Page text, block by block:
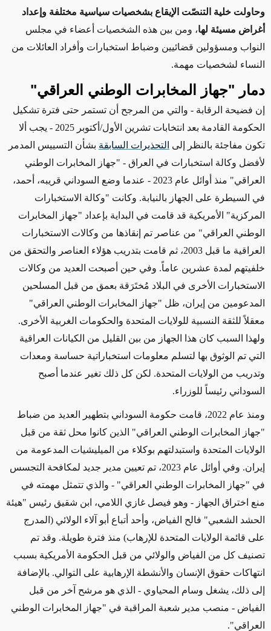
وحاولت خلية التنصّت الإيقاع بشخصيات سياسية مختلفة وإعداد
أغراض مسيئة لها، ومن بين هذه الشخصيات أعضاء في مجلس
النواب ومسؤولين قضائيين وضباط استخبارات وأفراد العائلات من
النساء لشخصيات مهمة.
دمار "جهاز المخابرات الوطني العراقي"
إن فضيحة الرقابة - والتي من المرجح أن تستمر حتى فترة تشكيل
الحكومة القادمة بعد انتخابات تشرين الأول/أكتوبر 2025 - يجب ألا
تكون مفاجئة بالنظر إلى التحذيرات السابقة بشأن التسييس المدمر
لأفضل وكالة استخبارات في العراق - "جهاز المخابرات الوطني
العراقي"
منذ أوائل عام 2023 - عندما وضع السوداني قريبه، أحمد،
في السيطرة على الجهاز بالنيابة. وكانت "وكالة الاستخبارات
المركزية" الأمريكية قد قامت في البداية بإعداد "جهاز المخابرات
الوطني العراقي" من عناصر تم إنقاذها من وكالات الاستخبارات
العراقية ما قبل 2003، ثم قامت بتدريب
هؤلاء العناصر والتحقق من
خلفيتهم لمدة عشرين عاماً. وفي حين أصبحت العديد من وكالات
الاستخبارات الأخرى في البلاد مُختَرَقة بعمق من قبل المسلحين
المدعومين من إيران، ظل "جهاز المخابرات الوطني العراقي"
معقلاً للثقة النسبية للولايات المتحدة والحكومات الغربية الأخرى.
ولهذا السبب كان هذا الجهاز من بين القليل من الكيانات العراقية
التي تم الوثوق بها لتسلم معلومات استخباراتية حساسة ومعدات
وتدريب من الولايات المتحدة. لكن كل ذلك تغير
عندما أصبح
السوداني رئيساً للوزراء.
و
منذ عام 2022، قامت حكومة السوداني بتطهير العديد من ضباط
"جهاز المخابرات الوطني العراقي" الذين كانوا محل ثقة من قبل
الولايات المتحدة واستبدلتهم بوكلاء من الميليشيات المدعومة من
إيران. وفي أوائل عام 2023، تم تعيين مدير جديد لمكافحة التجسس
في "جهاز المخابرات الوطني العراقي" - والذي تتمثل مهمته في
منع اختراق الجهاز - وهو فيصل غازي اللامي، ابن شقيق رئيس "هيئة
الحشد الشعبي" فالح الفياض، وأحد أتباع أبو آلاء الولائي (المدرج
على قائمة الولايات المتحدة للإرهاب) منذ فترة طويلة. وقد تم
تصنيف كل من الفياض والولائي من قبل الحكومة الأمريكية بسبب
انتهاكات حقوق الإنسان والأنشطة الإرهابية على التوالي. بالإضافة
إلى ذلك، يشغل وسام المحياوي - الذي هو مرشح آخر من قبل
الفياض - منصب مدير شعبة المراقبة في "جهاز المخابرات الوطني
العراقي".